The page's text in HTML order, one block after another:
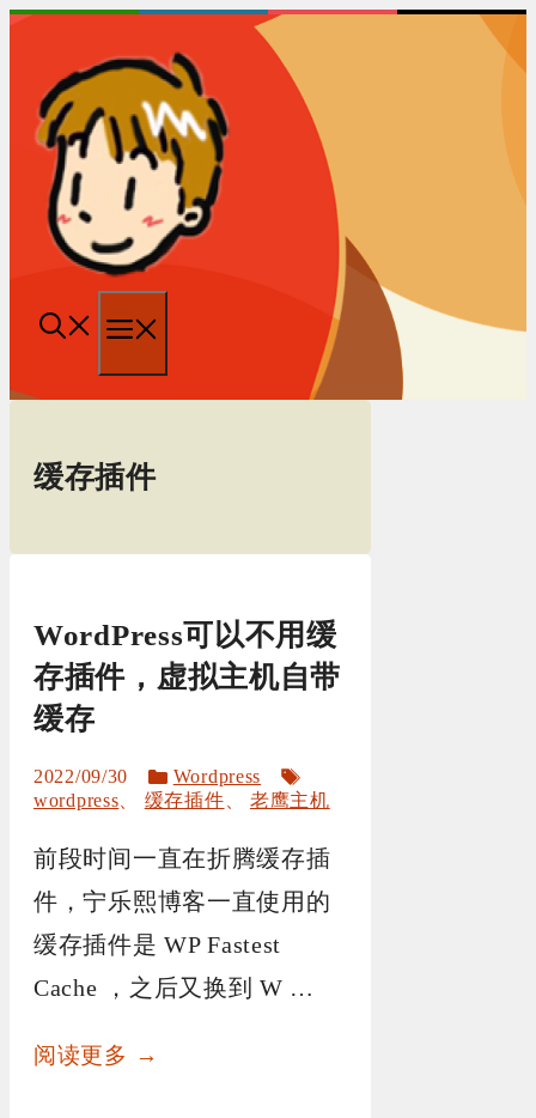
跳
单
缓存插件
WordPress可以不用缓
存插件，虚拟主机自带
缓存
2022/09/30
分
类
Wordpress
签
wordpress 缓存插件 老鹰主机
前段时间一直在折腾缓存插
件，宁乐熙博客一直使用的
缓存插件是 WP Fastest
Cache ，之后又换到 W …
阅读更多 →